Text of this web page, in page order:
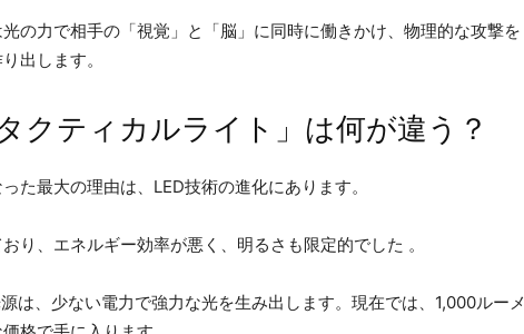
の力で相手の「視覚」と「脳」に同時に働きかけ、物理的な攻撃を
出します。
クティカルライト」は何が違う？
た最大の理由は、LED技術の進化にあります。
り、エネルギー効率が悪く、明るさも限定的でした 。
は、少ない電力で強力な光を生み出します。現在では、1,000ルーメ